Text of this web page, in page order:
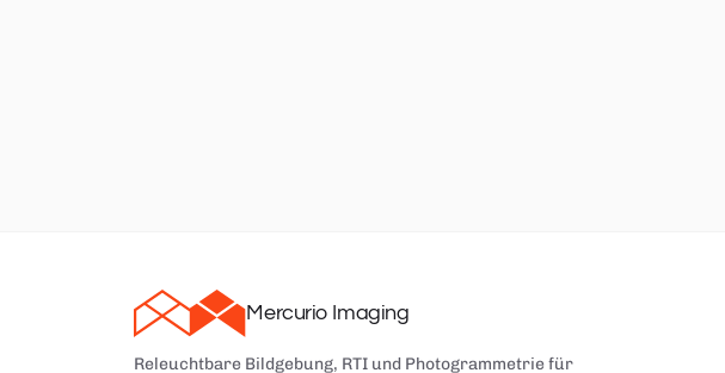
Mercurio Imaging
Releuchtbare Bildgebung, RTI und Photogrammetrie für